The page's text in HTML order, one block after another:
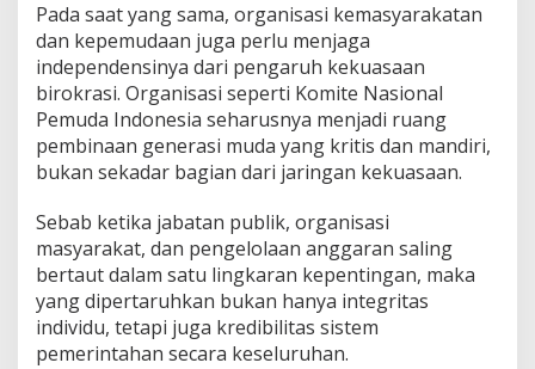
Pada saat yang sama, organisasi kemasyarakatan
dan kepemudaan juga perlu menjaga
independensinya dari pengaruh kekuasaan
birokrasi. Organisasi seperti Komite Nasional
Pemuda Indonesia seharusnya menjadi ruang
pembinaan generasi muda yang kritis dan mandiri,
bukan sekadar bagian dari jaringan kekuasaan.
Sebab ketika jabatan publik, organisasi
masyarakat, dan pengelolaan anggaran saling
bertaut dalam satu lingkaran kepentingan, maka
yang dipertaruhkan bukan hanya integritas
individu, tetapi juga kredibilitas sistem
pemerintahan secara keseluruhan.